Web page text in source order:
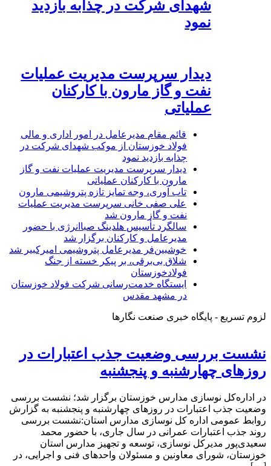
شهدای شرکت در چذابه بازدید
نمود
دیدار سرپرست مدیریت عملیات
نفت و گاز مارون با کارکنان
عملیاتی
قائم مقام مدیرعامل در امور اداری و مالی
فولاد خوزستان از موکب شهدای شرکت در
چذابه بازدید نمود
دیدار سرپرست مدیریت عملیات نفت و گاز
مارون با کارکنان عملیاتی
تاب آوری، وجه تمایز تازه پتروشیمی مارون
علی صفی خانی سرپرست مدیریت عملیات
نفت و گاز مارون شد
سالگرد تأسیس هلدینگ صباانرژی با حضور
مدیرعامل و کارکنان برگزار شد
خوشبین‌فر مدیرعامل پتروشیمی امیرکبیر شد
شلاق‌ بی‌برقی، بر پیکر خسته‌ از جنگ
فولادخوزستان
ایستگاه خدمت‌رسانی شرکت فولاد خوزستان
در مشهد مقدس
لزوم تسریع - پایگاه خبری صنعت نگارها
نشست بررسی وضعیت جذب اعتبارات در
روزهای چهارشنبه و پنجشنبه
در اداره‌کل نوسازی مدارس خوزستان برگزار شد؛ نشست بررسی
وضعیت جذب اعتبارات در روزهای چهارشنبه و پنجشنبه به گزارش
روابط عمومی اداره کل نوسازی مدارس استان:نشست بررسی
روند جذب اعتبارات عمرانی در سال جاری، با حضور محمد
سعیدی‌پور مدیرکل نوسازی، توسعه و تجهیز مدارس استان
خوزستان، شورای معاونین و مسئولان واحدهای فنی و اجرایی، در